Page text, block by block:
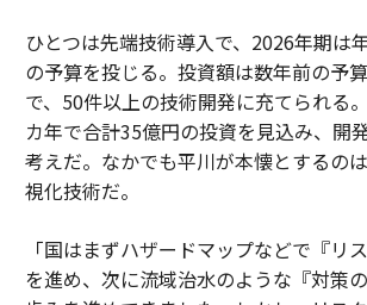
ひとつは先端技術導入で、2026年期は
の予算を投じる。投資額は数年前の予
で、50件以上の技術開発に充てられる
カ年で合計35億円の投資を見込み、開
考えだ。なかでも平川が本懐とするの
視化技術だ。
「国はまずハザードマップなどで『リ
を進め、次に流域治水のような『対策